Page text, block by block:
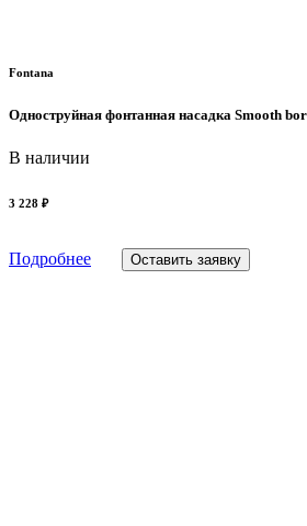
Fontana
Одноструйная фонтанная насадка Smooth
В наличии
3 228 ₽
Подробнее Оставить заявку